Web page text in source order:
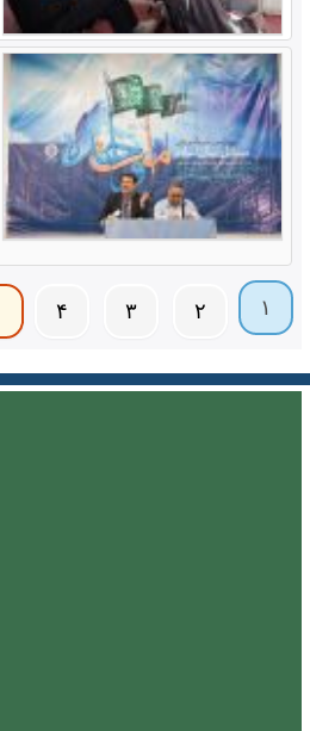
۱ ۲ ۳ ۴